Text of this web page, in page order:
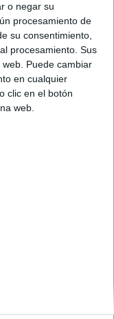
o negar su
procesamiento de
su consentimiento,
procesamiento. Sus
Puede cambiar
en cualquier
clic en el botón
web.
nueva
vez, los
los
Lou Smit,
claridad
este